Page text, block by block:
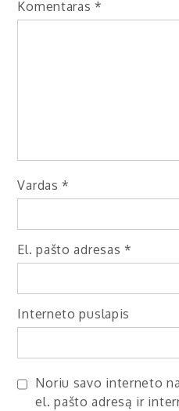
Komentaras *
Vardas *
El. pašto adresas *
Interneto puslapis
Noriu savo interneto
el. pašto adresą ir